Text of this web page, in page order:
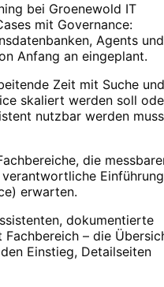
bei Groenewold IT
mit Governance:
Agents und
Anfang an eingeplant.
Zeit mit Suche und
skaliert werden soll
nutzbar werden
die
Einführung
erwarten.
dokumentierte
Fachbereich – die
Einstieg, Detailseiten